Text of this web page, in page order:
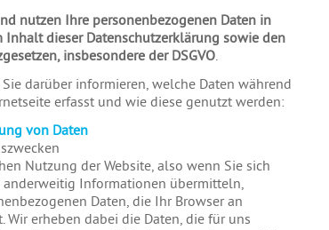
nutzen Ihre personenbezogenen Daten in
dieser Datenschutzerklärung sowie den
insbesondere der DSGVO
darüber informieren, welche Daten während
erfasst und wie diese genutzt werden:
von Daten
Nutzung der Website, also wenn Sie sich
Informationen übermitteln,
Daten, die Ihr Browser an
Wir erheben dabei die Daten, die für uns